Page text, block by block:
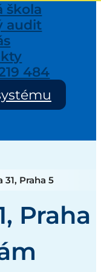
škola
audit
484
Praha 5
Praha